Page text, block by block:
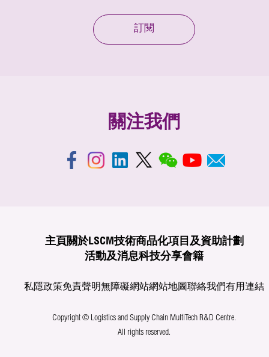
訂閱
關注我們
主頁 關於LSCM技術商品化項目及資助計劃
活動及消息科技分享會籍
私隱政策免責聲明無障礙網站網站地圖聯絡我們有用連結
Copyright © Logistics and Supply Chain MultiTech R&D Centre.
All rights reserved.